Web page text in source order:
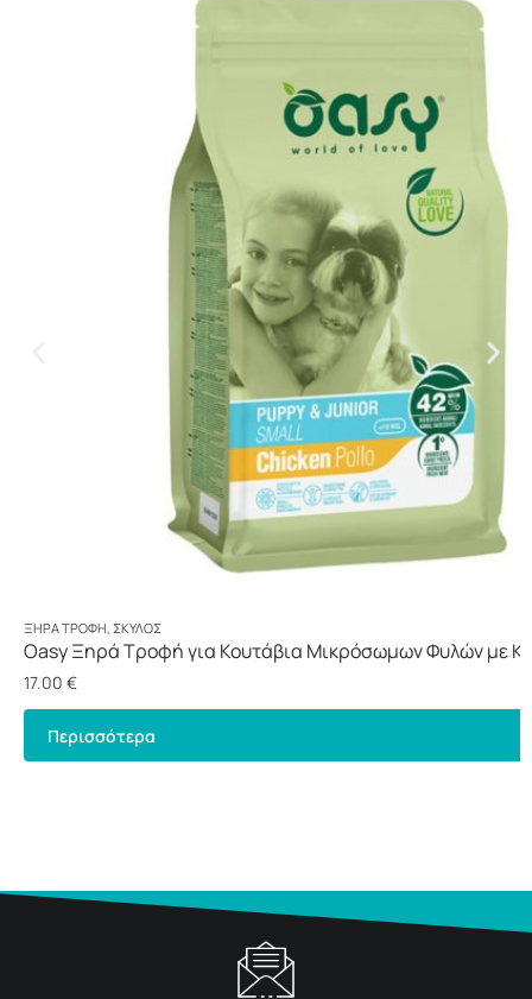
ΞΗΡΆ ΤΡΟΦΉ, ΣΚΎΛΟΣ
Oasy Ξηρά Τροφή για Κουτάβια Μικρόσωμων Φυλών με
17.00 €
Περισσότερα